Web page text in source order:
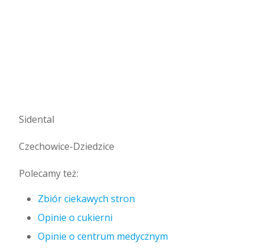
Sidental
Czechowice-Dziedzice
Polecamy też:
Zbiór ciekawych stron
Opinie o cukierni
Opinie o centrum medycznym